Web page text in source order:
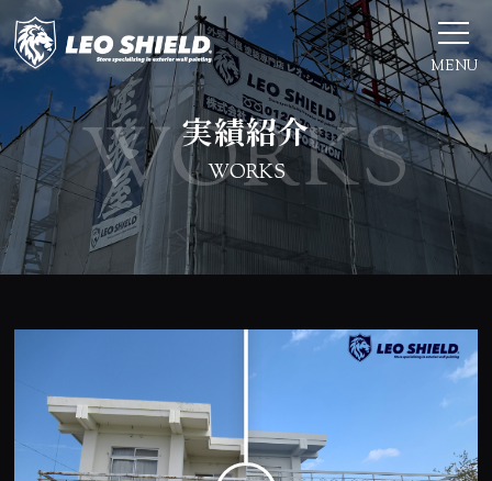
MENU
実績紹介
WORKS